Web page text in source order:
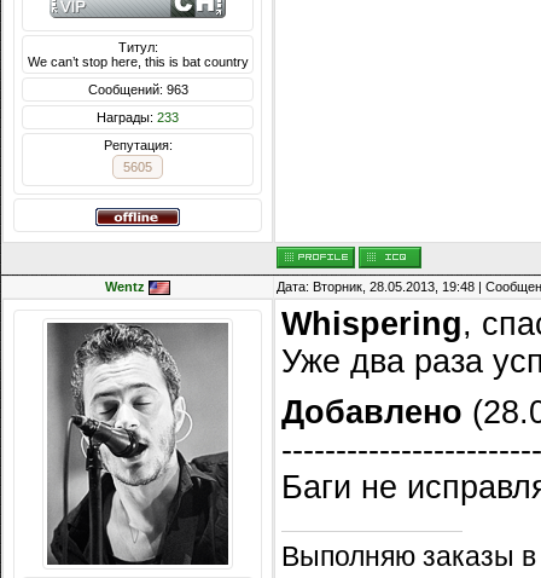
Титул:
We can’t stop here, this is bat country
Сообщений: 963
Награды: 233
Репутация:
5605
Wentz Дата: Вторник, 28.05.2013, 19:48 |
Whispering,
Уже два раза
Добавлено
Баги не
Выполняю заказы